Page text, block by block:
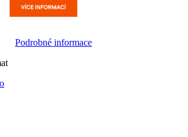
Podrobné informace